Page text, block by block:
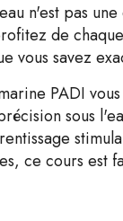
n'est pas
de
vous savez
PADI
sous
ce cours est